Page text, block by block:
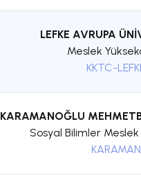
LEFKE AVRUPA
Meslek
KKTC-
KARAMANOĞLU
Sosyal Bilimler Meslek
KARAMAN